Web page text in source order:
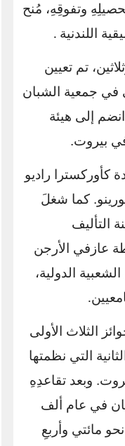
وتفوقِهِ، مُنح
اللندنية .
تم تعيين
في جمعية الشبان
إلى هيئة
في بيروت.
كأوركسترا راديو
كما شغلَ
التأليف
عازفي الأرجن
الدولية،
.
الثلاث الأولى
التي نظمتها
وبعد تقاعدِهِ
في عام ألف
مائتي وأربعِ